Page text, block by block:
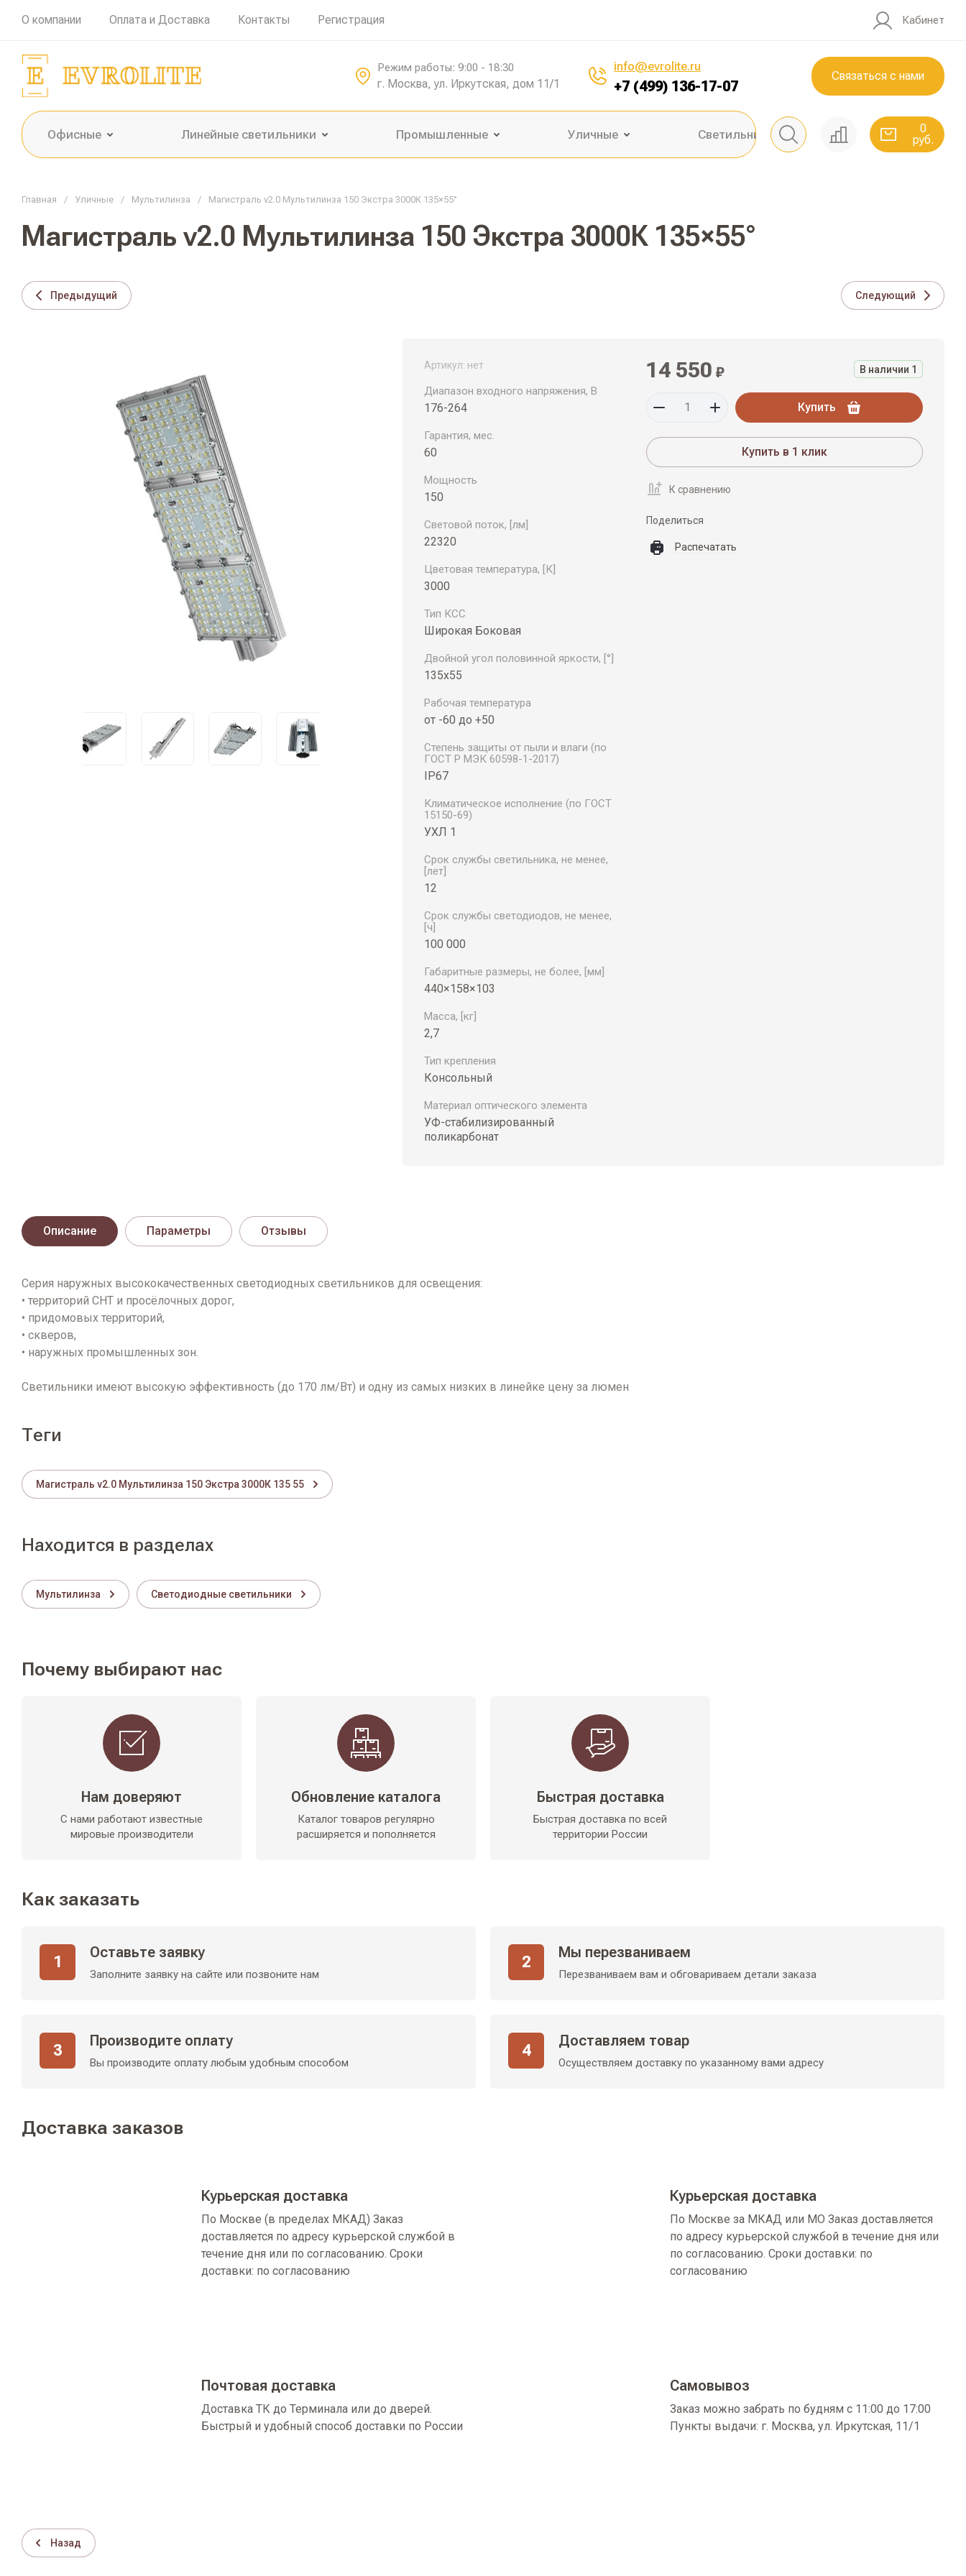
0 руб.
О компании Оплата и Доставка Контакты Регистрация Кабинет
Режим работы: 9:00 - 18:30
г. Москва, ул. Иркутская, дом 11/1
info@evrolite.ru
+7 (499) 136-17-07
Связаться с нами
Офисные Линейные светильники Промышленные Уличные Светильники ЖКХ
0
руб.
Главная / Уличные / Мультилинза / Магистраль v2.0 Мультилинза 150 Экстра 3000К 135×55°
Магистраль v2.0 Мультилинза 150 Экстра 3000К 135×55°
Предыдущий Следующий
Артикул: нет
Диапазон входного напряжения, В
176-264
Гарантия, мес.
60
Мощность
150
Световой поток, [лм]
22320
Цветовая температура, [К]
3000
Тип КСС
Широкая Боковая
Двойной угол половинной яркости, [°]
135х55
Рабочая температура
от -60 до +50
Степень защиты от пыли и влаги (по
ГОСТ Р МЭК 60598-1-2017)
IP67
Климатическое исполнение (по ГОСТ
15150-69)
УХЛ 1
Срок службы светильника, не менее,
[лет]
12
Срок службы светодиодов, не менее,
[ч]
100 000
Габаритные размеры, не более, [мм]
440×158×103
Масса, [кг]
2,7
Тип крепления
Консольный
Материал оптического элемента
УФ-стабилизированный
поликарбонат
В наличии 1
14 550 ₽
Купить
Купить в 1 клик
К сравнению
Поделиться
Распечатать
Описание Параметры Отзывы
Серия наружных высококачественных светодиодных светильников для освещения:
• территорий СНТ и просёлочных дорог,
• придомовых территорий,
• скверов,
• наружных промышленных зон.
Светильники имеют высокую эффективность (до 170 лм/Вт) и одну из самых низких в линейке цену за люмен
теги
Магистраль v2.0 Мультилинза 150 Экстра 3000К 135 55
Находится в разделах
Мультилинза Светодиодные светильники
Почему выбирают нас
Нам доверяют
С нами работают известные
мировые производители
Обновление каталога
Каталог товаров регулярно
расширяется и пополняется
Быстрая доставка
Быстрая доставка по всей
территории России
Как заказать
1
Оставьте заявку
Заполните заявку на сайте или позвоните нам
2
Мы перезваниваем
Перезваниваем вам и обговариваем детали заказа
3
Производите оплату
Вы производите оплату любым удобным способом
4
Доставляем товар
Осуществляем доставку по указанному вами адресу
Доставка заказов
Курьерская доставка
По Москве (в пределах МКАД) Заказ
доставляется по адресу курьерской службой в
течение дня или по согласованию. Сроки
доставки: по согласованию
Курьерская доставка
По Москве за МКАД или МО Заказ доставляется
по адресу курьерской службой в течение дня или
по согласованию. Сроки доставки: по
согласованию
Почтовая доставка
Доставка ТК до Терминала или до дверей.
Быстрый и удобный способ доставки по России
Самовывоз
Заказ можно забрать по будням с 11:00 до 17:00
Пункты выдачи: г. Москва, ул. Иркутская, 11/1
Назад